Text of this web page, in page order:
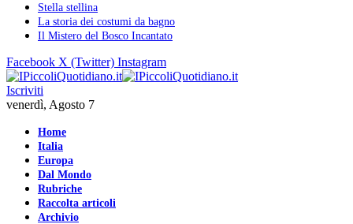
Stella stellina
La storia dei costumi da bagno
Il Mistero del Bosco Incantato
Facebook X (Twitter) Instagram
Iscriviti
venerdì, Agosto 7
Home
Italia
Europa
Dal Mondo
Rubriche
Raccolta articoli
Archivio